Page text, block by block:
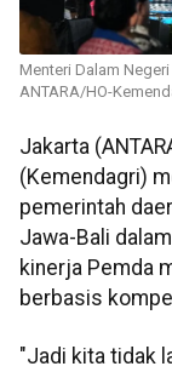
Menteri Dalam
ANTARA/HO-
Jakarta
(Kemendagri)
pemerintah
Jawa-Bali
kinerja Pemda
berbasis
"Jadi kita tidak